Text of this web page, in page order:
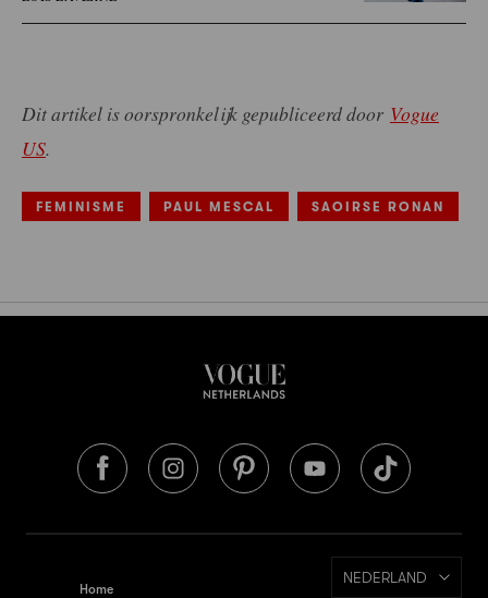
Dit artikel is oorspronkelijk gepubliceerd door Vogue
US.
FEMINISME PAUL MESCAL SAOIRSE RONAN
Home
NEDERLAND